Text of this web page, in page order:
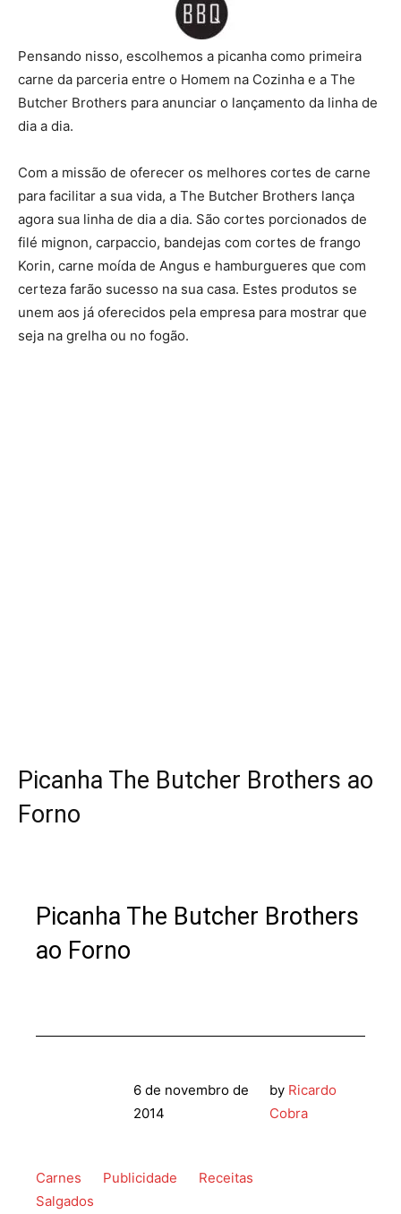
Pensando nisso, escolhemos a picanha como primeira
carne da parceria entre o Homem na Cozinha e a The
Butcher Brothers para anunciar o lançamento da linha de
dia a dia.
Com a missão de oferecer os melhores cortes de carne
para facilitar a sua vida, a The Butcher Brothers lança
agora sua linha de dia a dia. São cortes porcionados de
filé mignon, carpaccio, bandejas com cortes de frango
Korin, carne moída de Angus e hamburgueres que com
certeza farão sucesso na sua casa. Estes produtos se
unem aos já oferecidos pela empresa para mostrar que
seja na grelha ou no fogão.
Picanha The Butcher Brothers ao
Forno
Picanha The Butcher Brothers
ao Forno
6 de novembro de
2014
by Ricardo
Cobra
Carnes Publicidade
Receitas
Salgados